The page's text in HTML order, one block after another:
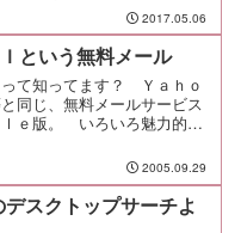
を懐かしく思い出したり。
レイな写真で残したいけど、
ューのように周囲の雰囲気
を残すことも...
2017.05.06
という無料メール
って知ってます？ Ｙａｈｏ
同じ、無料メールサービス
ｅ版。 いろいろ魅力的な
2005.09.29
スクトップサーチよ